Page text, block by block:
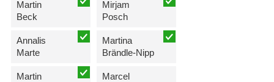
Martin
Beck
Annalis
Marte
Martin
Mirjam
Posch
Martina
Brändle-Nipp
Marcel